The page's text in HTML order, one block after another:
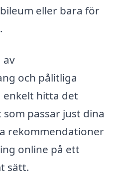
eller bara för
av
och pålitliga
hitta det
passar just dina
rekommendationer
online på ett
sätt.